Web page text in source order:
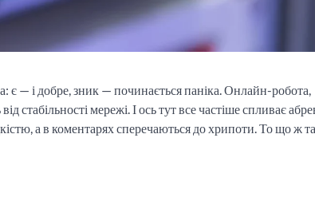
є — і добре, зник — починається паніка. Онлайн-робота,
стабільності мережі. І ось тут все частіше спливає
а в коментарях сперечаються до хрипоти. То що ж